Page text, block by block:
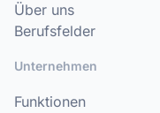
Über uns
Berufsfelder
Unternehmen
Funktionen